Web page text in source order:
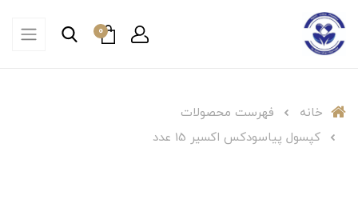
0
خانه
فهرست محصولات
کپسول پیاسودکس اکسیر 15 عدد